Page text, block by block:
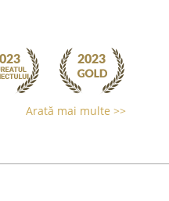
Arată mai multe >>